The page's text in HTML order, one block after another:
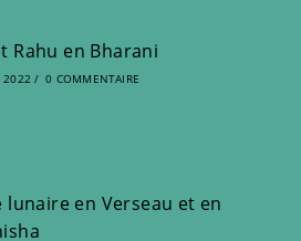
Rahu en Bharani
2022 / 0 COMMENTAIRE
lunaire en Verseau et en